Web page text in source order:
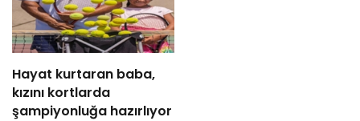
Hayat kurtaran baba,
kızını kortlarda
şampiyonluğa hazırlıyor